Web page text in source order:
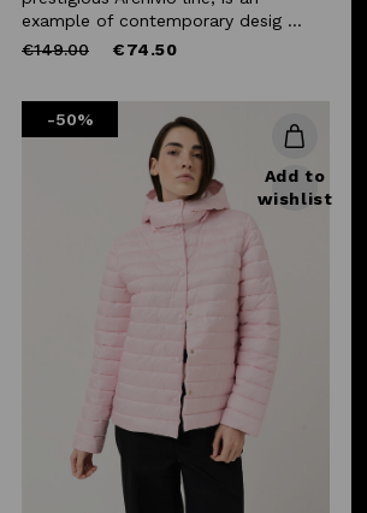
example of contemporary desig ...
Price
€149.00to €74.50
-50%
Add to
wishlist